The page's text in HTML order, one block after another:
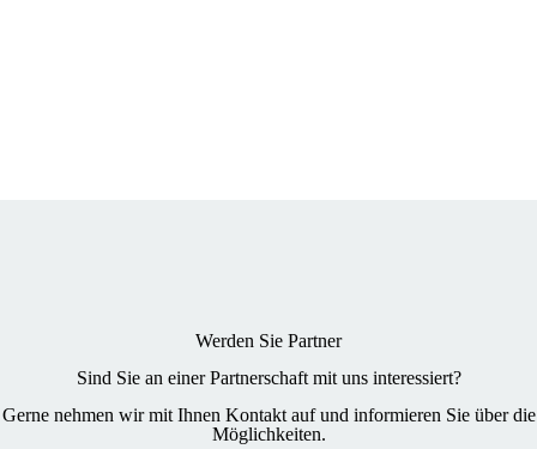
Werden Sie Partner
Sind Sie an einer Partnerschaft mit uns in​teressiert?
Gerne nehmen ​wir mit Ihnen Kontakt auf und informieren Sie über die
Möglichkeiten​.